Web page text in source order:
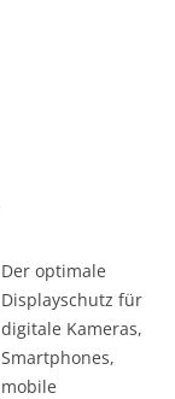
Der optimale
Displayschutz für
digitale Kameras,
Smartphones,
mobile